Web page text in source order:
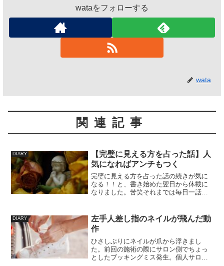
wataをフォローする
wata
関連記事
DIARY
【完璧に見える方を占った話】人
気になればアンチもつく
完璧に見える方を占った話の続きが気に
なる！！と、書き始めた翌日から休載に
なりました。苦笑それまでは毎日一話ず
いた石田さんという女性のストーリーで
す。石田さんの人生は波乱...
DIARY
左手人差し指のネイルが飛んだ動
作
ひさしぶりにネイルが爪から浮きまし
た。前回の施術の際にサロン側でちょっ
としたブッキングミス発生。個人サロン